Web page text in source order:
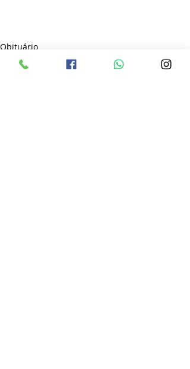
Obituário